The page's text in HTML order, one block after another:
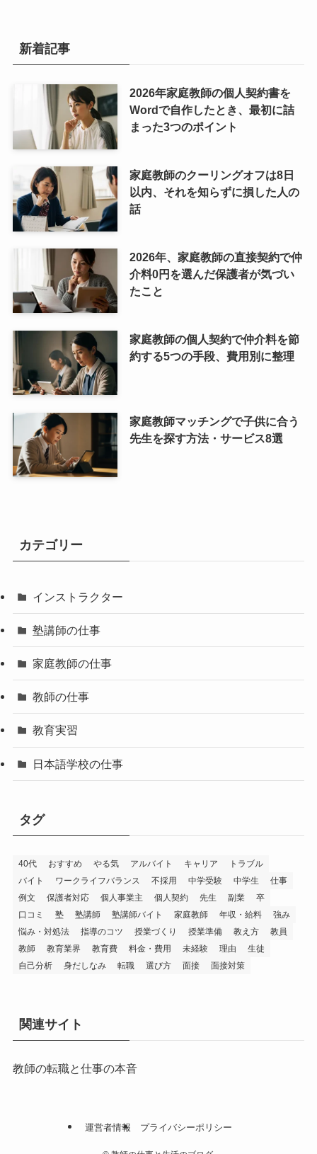
新着記事
2026年家庭教師の個人契約書を
Wordで自作したとき、最初に詰
まった3つのポイント
家庭教師のクーリングオフは8日
以内、それを知らずに損した人の
話
2026年、家庭教師の直接契約で仲
介料0円を選んだ保護者が気づい
たこと
家庭教師の個人契約で仲介料を節
約する5つの手段、費用別に整理
家庭教師マッチングで子供に合う
先生を探す方法・サービス8選
カテゴリー
インストラクター
塾講師の仕事
家庭教師の仕事
教師の仕事
教育実習
日本語学校の仕事
タグ
40代 おすすめ やる気 アルバイト キャリア
トラブル
バイト
ワークライフバランス 不採用 中学受験 中学生
仕事
例文
保護者対応 個人事業主 個人契約 先生 副業
卒
口コミ
塾 塾講師 塾講師バイト 家庭教師 年収・給料
強み
悩み・対処法
指導のコツ 授業づくり 授業準備 教え方
教員
教師
教育業界 教育費 料金・費用 未経験 理由
生徒
自己分析
身だしなみ 転職 選び方 面接 面接対策
関連サイト
教師の転職と仕事の本音
運営者情報 プライバシーポリシー